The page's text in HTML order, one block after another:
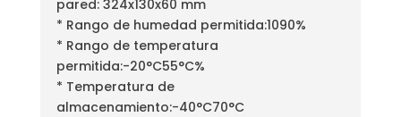
pared: 324x130x60 mm
* Rango de humedad permitida:1090%
* Rango de temperatura
permitida:-20°C55°C%
* Temperatura de
almacenamiento:-40°C70°C